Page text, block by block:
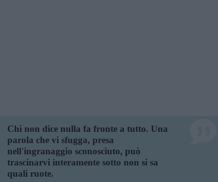
Chi non dice nulla fa fronte a tutto. Una
parola che vi sfugga, presa
nell'ingranaggio sconosciuto, può
trascinarvi interamente sotto non si sa
quali ruote.